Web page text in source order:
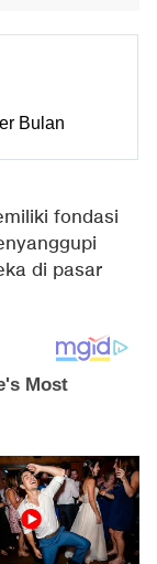
Bulan
fondasi
di pasar